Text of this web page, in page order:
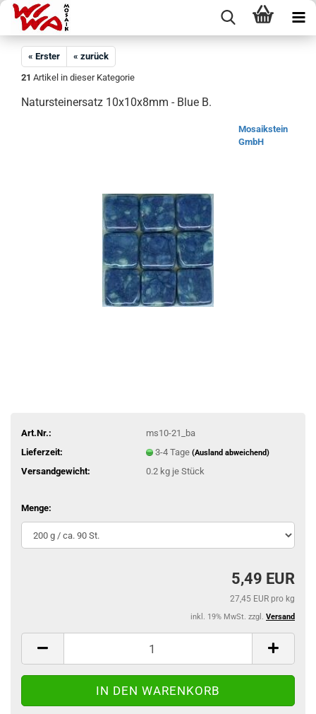
« Erster
« zurück
21 Artikel in dieser Kategorie
Natursteinersatz 10x10x8mm - Blue B.
Mosaikstein
GmbH
Art.Nr.:
ms10-21_ba
Lieferzeit:
3-4 Tage (Ausland abweichend)
Versandgewicht: 0.2kg je Stück
Menge:
5,49 EUR
27,45 EUR pro kg
inkl. 19% MwSt. zzgl. Versand